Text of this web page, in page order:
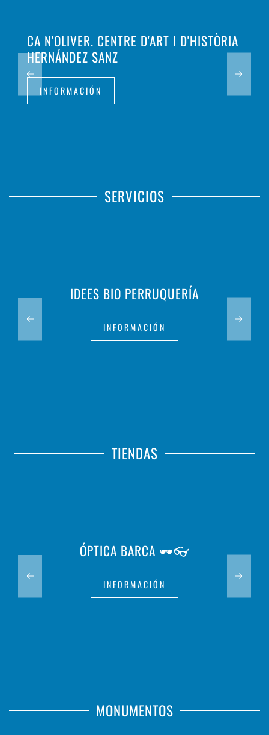
CA N'OLIVER. CENTRE D'ART I D'HISTÒRIA
HERNÁNDEZ SANZ
INFORMACIÓN
SERVICIOS
IDEES BIO PERRUQUERÍA
INFORMACIÓN
TIENDAS
ÓPTICA BARCA 🕶️👓
INFORMACIÓN
MONUMENTOS